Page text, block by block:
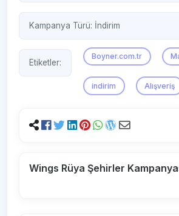
Kampanya Türü: İndirim
Etiketler:
Boyner.com.tr
indirim Alışveriş
Wings Rüya Şehirler